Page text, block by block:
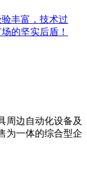
丰富，技术过
的坚实后盾！
周边自动化设备及
为一体的综合型企